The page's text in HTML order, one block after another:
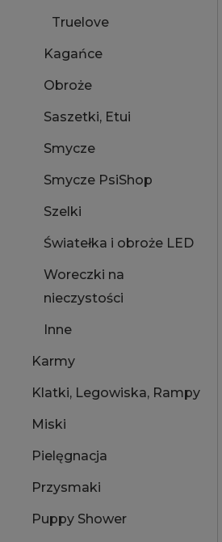
Truelove
Kagańce
Obroże
Saszetki, Etui
Smycze
Smycze PsiShop
Szelki
Światełka i obroże LED
Woreczki na
nieczystości
Inne
Karmy
Klatki, Legowiska, Rampy
Miski
Pielęgnacja
Przysmaki
Puppy Shower